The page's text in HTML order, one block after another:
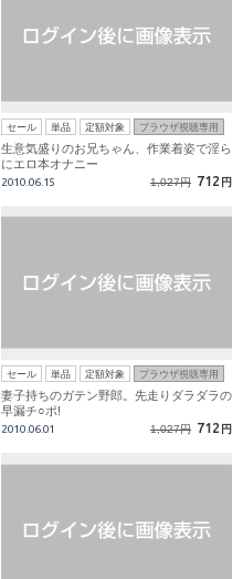
セール 単品 定額対象 ブラウザ視聴専用
生意気盛りのお兄ちゃん、作業着姿で淫ら
にエロ本オナニー
2010.06.15 1,027円 712 円
セール 単品 定額対象 ブラウザ視聴専用
妻子持ちのガテン野郎。先走りダラダラの
早漏チ○ポ!
2010.06.01 1,027円 712 円